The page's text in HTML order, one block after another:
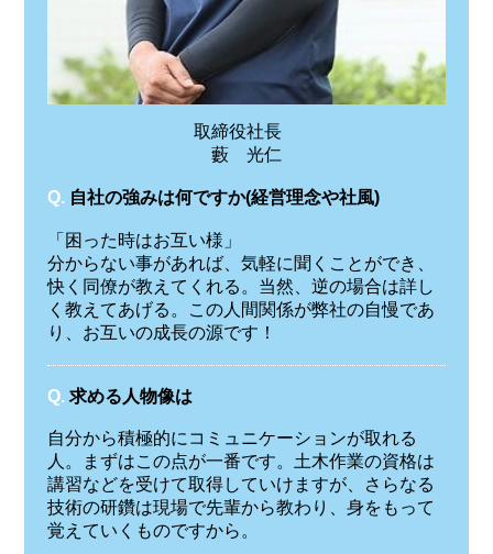
取締役社長
藪 光仁
Q. 自社の強みは何ですか(経営理念や社風)
「困った時はお互い様」
分からない事があれば、気軽に聞くことができ、
快く同僚が教えてくれる。当然、逆の場合は詳し
く教えてあげる。この人間関係が弊社の自慢であ
り、お互いの成長の源です！
Q. 求める人物像は
自分から積極的にコミュニケーションが取れる
人。まずはこの点が一番です。土木作業の資格は
講習などを受けて取得していけますが、さらなる
技術の研鑽は現場で先輩から教わり、身をもって
覚えていくものですから。